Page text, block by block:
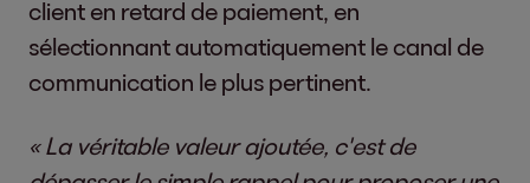
client en retard de paiement, en
sélectionnant automatiquement le canal de
communication le plus pertinent.
« La véritable valeur ajoutée, c'est de